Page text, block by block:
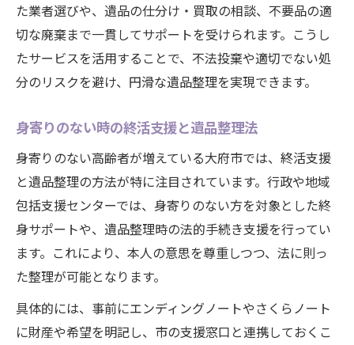
た業者選びや、遺品の仕分け・買取の相談、不要品の適
切な廃棄まで一貫してサポートを受けられます。こうし
たサービスを活用することで、不法投棄や適切でない処
分のリスクを避け、円滑な遺品整理を実現できます。
身寄りのない時の終活支援と遺品整理法
身寄りのない高齢者が増えている大府市では、終活支援
と遺品整理の方法が特に注目されています。行政や地域
包括支援センターでは、身寄りのない方を対象とした終
身サポートや、遺品整理時の法的手続き支援を行ってい
ます。これにより、本人の意思を尊重しつつ、法に則っ
た整理が可能となります。
具体的には、事前にエンディングノートやさくらノート
に財産や希望を明記し、市の支援窓口と連携しておくこ